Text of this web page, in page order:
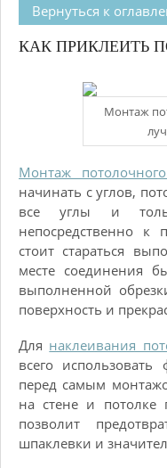
Вернуться к
КАК ПРИКЛЕИТЬ
Монтаж
Монтаж
начинать с углов,
все углы и
непосредственно к
стоит стараться
месте соединения
выполненной
поверхность и
Для наклеивания
всего
перед самым
на стене и потолке
позволит
шпаклевки и